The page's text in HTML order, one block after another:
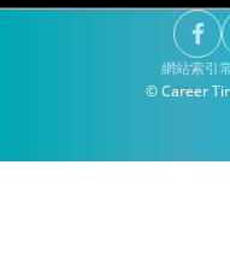
© Career
網站索引